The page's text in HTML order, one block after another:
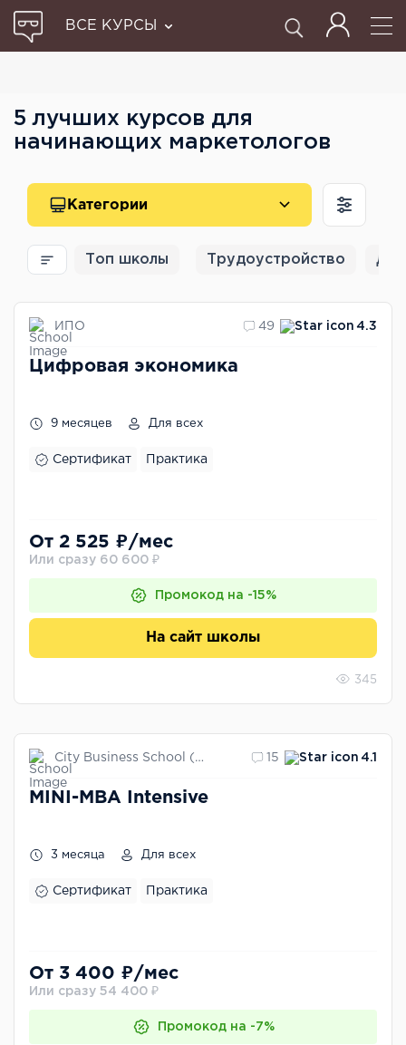
ВСЕ КУРСЫ
5 лучших курсов для
начинающих маркетологов
Категории
Топ школы Трудоустройство
ИПО 49 4.3
Цифровая экономика
9 месяцев Для всех
Сертификат Практика
От 2 525 ₽/мес
Или сразу 60 600 ₽
Промокод на -15%
На сайт школы
345
City Business School (CBS) 15 4.1
MINI-MBA Intensive
3 месяца Для всех
Сертификат Практика
От 3 400 ₽/мес
Или сразу 54 400 ₽
Промокод на -7%